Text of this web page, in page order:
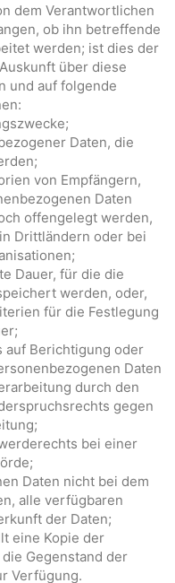
dem Verantwortlichen
ob ihn betreffende
werden; ist dies der
über diese
und auf folgende
Daten, die
von Empfängern,
Daten
offengelegt werden,
Drittländern oder bei
Dauer, für die die
werden, oder,
für die Festlegung
auf Berichtigung oder
Daten
durch den
gegen
bei einer
Daten nicht bei dem
alle verfügbaren
der Daten;
eine Kopie der
Gegenstand der
Verfügung.